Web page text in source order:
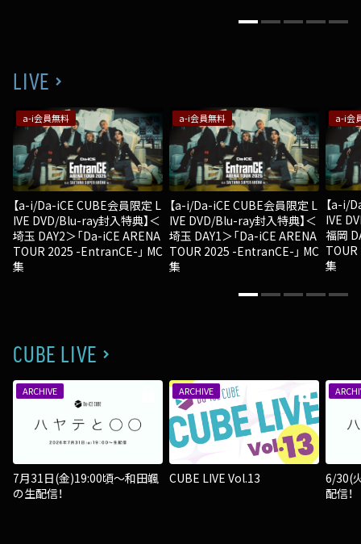
LIVE
a-i会員無料
【a-i/Da-iCE CUBE会員限定 L
IVE DVD/Blu-ray封入特典】＜
埼玉 DAY2＞「Da-iCE ARENA
TOUR 2025 -EntranCE-」 MC
集
a-i会員無料
【a-i/Da-iCE CUBE会員限定 L
IVE DVD/Blu-ray封入特典】＜
埼玉 DAY1＞「Da-iCE ARENA
TOUR 2025 -EntranCE-」 MC
集
a-i会
【a-i/
IVE
福岡
TOUR
集
CUBE LIVE
ARCHIVE
7月31日(金)19:00頃～和田颯
の生配信！
lock
ARCHIVE
CUBE LIVE Vol.13
6/30(
配信！